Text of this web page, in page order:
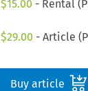
$15.00 - Rental
$29.00 - Article
Buy article